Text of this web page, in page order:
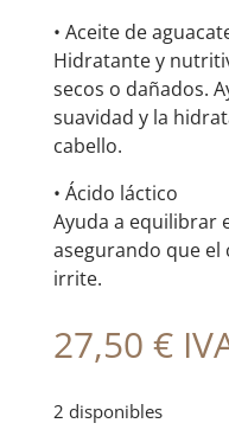
• Aceite de
Hidratante y
secos o dañados.
suavidad y la
cabello.
• Ácido láctico
Ayuda a equilibrar
asegurando que el
irrite.
27,50 €
2 disponibles